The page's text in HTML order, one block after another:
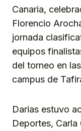
Canaria,
Florencio
jornada
equipos
del torneo en
campus de
Darias estuvo
Deportes,